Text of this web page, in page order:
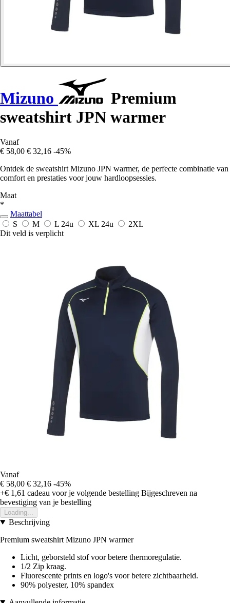
Mizuno
Premium
sweatshirt JPN warmer
Vanaf
€ 58,00 € 32,16 -45%
Ontdek de sweatshirt Mizuno JPN warmer, de perfecte combinatie van
comfort en prestaties voor jouw hardloopsessies.
Maat
*
Maattabel
S
M L 24u XL 24u
2XL
Dit veld is verplicht
Vanaf
€ 58,00 € 32,16 -45%
+€ 1,61 cadeau voor je volgende bestelling Bijgeschreven na
bevestiging van je bestelling
Loading...
Beschrijving
Premium sweatshirt Mizuno JPN warmer
Licht, geborsteld stof voor betere thermoregulatie.
1/2 Zip kraag.
Fluorescente prints en logo's voor betere zichtbaarheid.
90% polyester, 10% spandex